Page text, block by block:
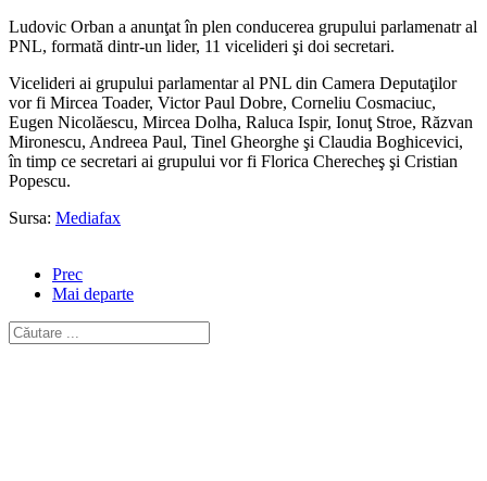
Ludovic Orban a anunţat în plen conducerea grupului parlamenatr al
PNL, formată dintr-un lider, 11 vicelideri şi doi secretari.
Vicelideri ai grupului parlamentar al PNL din Camera Deputaţilor
vor fi Mircea Toader, Victor Paul Dobre, Corneliu Cosmaciuc,
Eugen Nicolăescu, Mircea Dolha, Raluca Ispir, Ionuţ Stroe, Răzvan
Mironescu, Andreea Paul, Tinel Gheorghe şi Claudia Boghicevici,
în timp ce secretari ai grupului vor fi Florica Cherecheş şi Cristian
Popescu.
Sursa: Mediafax
Prec
Mai departe